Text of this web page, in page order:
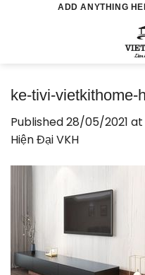
ADD ANYTHING
ke-tivi-vietkithome-
Published28/05/2021 at
Hiện Đại VKH